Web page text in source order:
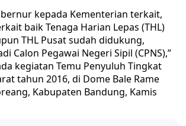
kepada Kementerian terkait,
baik Tenaga Harian Lepas (THL)
THL Pusat sudah didukung,
Calon Pegawai Negeri Sipil (CPNS),”
kegiatan Temu Penyuluh Tingkat
tahun 2016, di Dome Bale Rame
Kabupaten Bandung, Kamis